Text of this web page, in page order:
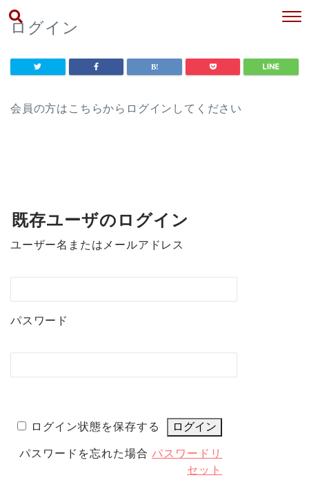
ログイン
会員の方はこちらからログインしてください
既存ユーザのログイン
ユーザー名またはメールアドレス
パスワード
ログイン状態を保存する
パスワードを忘れた場合パスワードリ
セット